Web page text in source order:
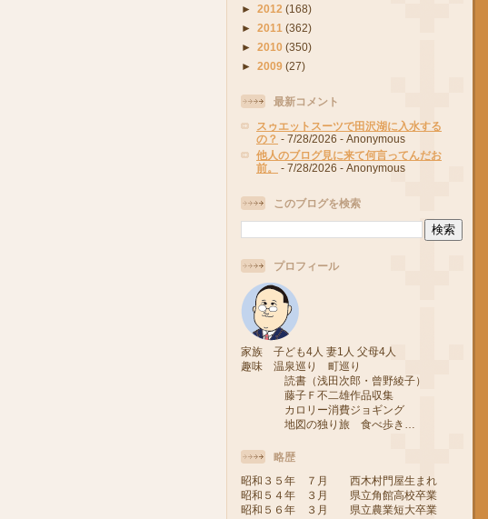
► 2012 (168)
► 2011 (362)
► 2010 (350)
► 2009 (27)
最新コメント
スゥエットスーツで田沢湖に入水する
の？ - 7/28/2026 - Anonymous
他人のブログ見に来て何言ってんだお
前。
- 7/28/2026 - Anonymous
このブログを検索
プロフィール
家族 子ども4人 妻1人 父母4人
趣味 温泉巡り 町巡り
読書（浅田次郎・曾野綾子）
藤子Ｆ不二雄作品収集
カロリー消費ジョギング
地図の独り旅 食べ歩き…
略歴
昭和３５年 ７月 西木村門屋生まれ
昭和５４年 ３月 県立角館高校卒業
昭和５６年 ３月 県立農業短大卒業